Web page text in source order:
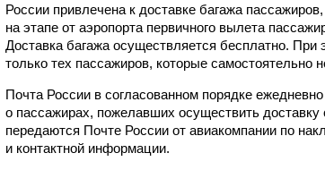
России привлечена к доставке багажа
на этапе от аэропорта первичного вылета
Доставка багажа осуществляется бесплатно. При
только тех пассажиров, которые самостоятельно
Почта России в согласованном порядке
о пассажирах, пожелавших осуществить доставку
передаются Почте России от авиакомпании по
и контактной информации.